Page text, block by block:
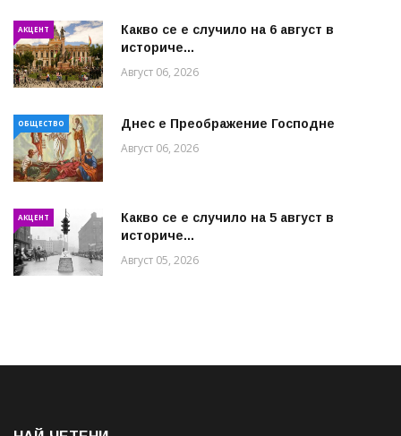
АКЦЕНТ
Какво се е случило на 6 август в
историче...
Август 06, 2026
ОБЩЕСТВО Днес е Преображение Господне
Август 06, 2026
АКЦЕНТ
Какво се е случило на 5 август в
историче...
Август 05, 2026